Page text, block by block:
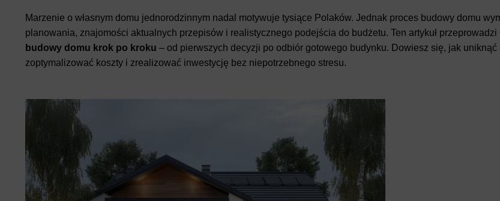
Marzenie o własnym domu jednorodzinnym nadal motywuje tysiące Polaków. Jednak proces budowy domu
planowania, znajomości aktualnych przepisów i realistycznego podejścia do budżetu. Ten artykuł przeprowadzi
budowy domu krok po kroku – od pierwszych decyzji po odbiór gotowego budynku. Dowiesz się, jak uniknąć
zoptymalizować koszty i zrealizować inwestycję bez niepotrzebnego stresu.